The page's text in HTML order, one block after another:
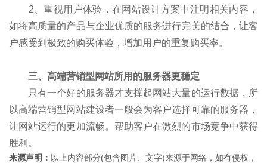
2、重视用户体验，在网站设计方案中注明相关内容，
如将高质量的产品与企业优质的服务进行完美的结合，让客
户感受到极致的购买体验，增加用户的重复购买率。
三、高端营销型网站所用的服务器更稳定
只有一个好的服务器才支撑起网站大量的运行数据，所
以高端营销型网站建设者一般会为客户选择可靠的服务器，
让网站运行的更加流畅。帮助客户在激烈的市场竞争中获得
胜利。
来源声明： 以上内容部分(包含图片、文字)来源于网络，如有侵权，